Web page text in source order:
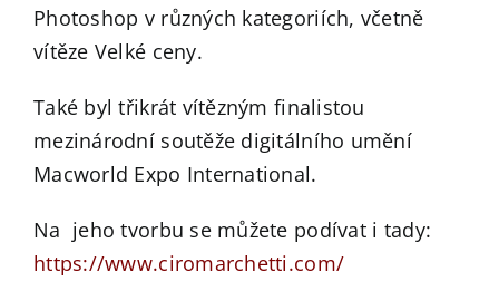
Photoshop v různých kategoriích, včetně
vítěze Velké ceny.
Také byl třikrát vítězným finalistou
mezinárodní soutěže digitálního umění
Macworld Expo International.
Na jeho tvorbu se můžete podívat i tady:
https://www.ciromarchetti.com/